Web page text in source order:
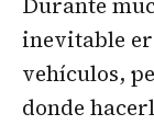
inevitable
vehículos,
donde